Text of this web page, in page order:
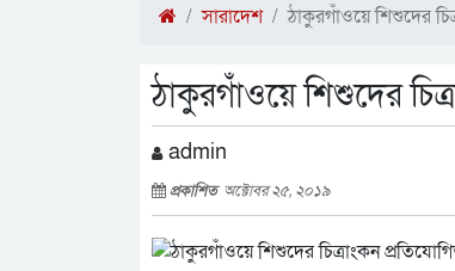
সারাদেশ ঠাকুরগাঁওয়ে শিশুদের
ঠাকুরগাঁওয়ে শিশুদের
admin
প্রকাশিত অক্টোবর ২৫, ২০১৯